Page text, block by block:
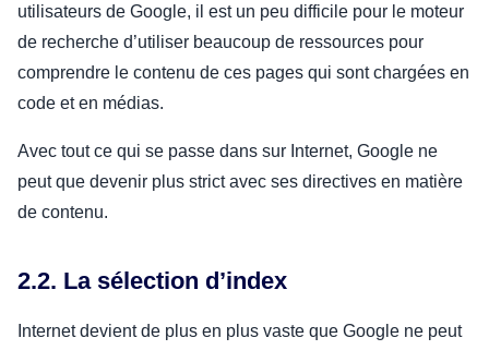
utilisateurs de Google, il est un peu difficile pour le moteur
de recherche d’utiliser beaucoup de ressources pour
comprendre le contenu de ces pages qui sont chargées en
code et en médias.
Avec tout ce qui se passe dans sur Internet, Google ne
peut que devenir plus strict avec ses directives en matière
de contenu.
2.2. La sélection d’index
Internet devient de plus en plus vaste que Google ne peut